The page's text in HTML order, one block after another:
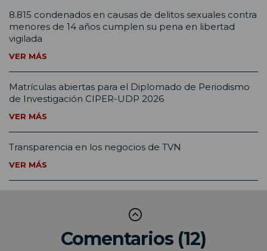
8.815 condenados en causas de delitos sexuales contra
menores de 14 años cumplen su pena en libertad
vigilada
VER MÁS
Matrículas abiertas para el Diplomado de Periodismo
de Investigación CIPER-UDP 2026
VER MÁS
Transparencia en los negocios de TVN
VER MÁS
Comentarios (12)